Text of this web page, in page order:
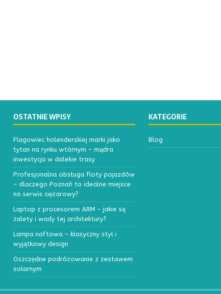
OSTATNIE WPISY
Flagowiec holenderskiej marki jako
tytan na rynku wtórnym – mądra
inwestycja w dalekie trasy
Profesjonalna obsługa floty pojazdów
– dlaczego Poznań to idealne miejsce
na serwis ciężarowy?
Laptop z procesorem ARM – jakie są
zalety i wady tej architektury?
Lampa naftowa – klasyczny styl i
wyjątkowy design
Oszczędne podróżowanie z zestawem
solarnym
KATEGORIE
Blog